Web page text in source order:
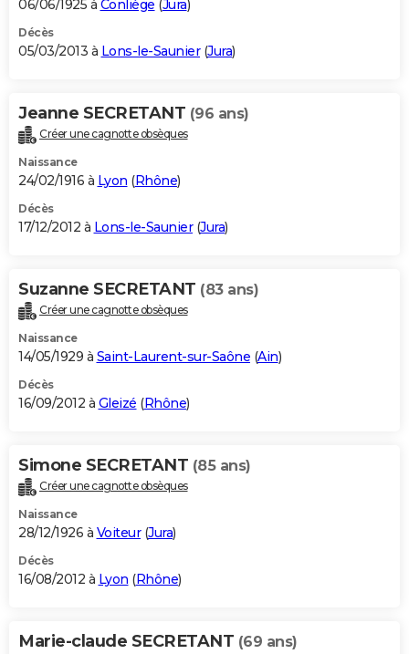
06/06/1925 à Conliège (Jura)
Décès
05/03/2013 à Lons-le-Saunier(Jura)
Jeanne SECRETANT (96 ans)
Créer une cagnotte obsèques
Naissance
24/02/1916 à Lyon (Rhône)
Décès
17/12/2012 à Lons-le-Saunier(Jura)
Suzanne SECRETANT (83 ans)
Créer une cagnotte obsèques
Naissance
14/05/1929 à Saint-Laurent-sur-Saône (Ain)
Décès
16/09/2012 à Gleizé (Rhône)
Simone SECRETANT (85 ans)
Créer une cagnotte obsèques
Naissance
28/12/1926 à Voiteur(Jura)
Décès
16/08/2012 à Lyon (Rhône)
Marie-claude SECRETANT (69 ans)